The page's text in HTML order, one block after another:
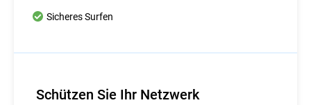
Sicheres Surfen
Schützen Sie Ihr Netzwerk